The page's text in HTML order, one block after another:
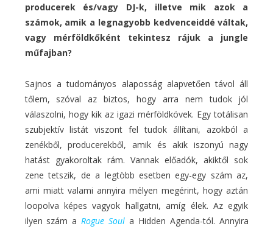
producerek és/vagy DJ-k, illetve mik azok a
számok, amik a legnagyobb kedvenceiddé váltak,
vagy mérföldkőként tekintesz rájuk a jungle
műfajban?
Sajnos a tudományos alaposság alapvetően távol áll
tőlem, szóval az biztos, hogy arra nem tudok jól
válaszolni, hogy kik az igazi mérföldkövek. Egy totálisan
szubjektív listát viszont fel tudok állítani, azokból a
zenékből, producerekből, amik és akik iszonyú nagy
hatást gyakoroltak rám. Vannak előadók, akiktől sok
zene tetszik, de a legtöbb esetben egy-egy szám az,
ami miatt valami annyira mélyen megérint, hogy aztán
loopolva képes vagyok hallgatni, amíg élek. Az egyik
ilyen szám a Rogue Soul a Hidden Agenda-tól. Annyira